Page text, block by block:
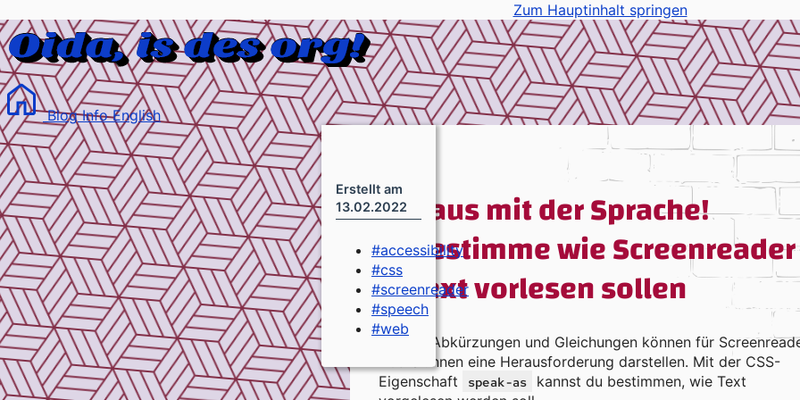
Zum Hauptinhalt springen
BlogInfoEnglish
Raus mit der Sprache!
Bestimme wie Screenreader
Text vorlesen sollen
Erstellt am
13.02.2022
#accessibility
#css
#screenreader
#speech
#web
Zahlen, Abkürzungen und Gleichungen können für
Nutzer:innen eine Herausforderung darstellen. Mit der CSS-
Eigenschaft
speak-as
kannst du bestimmen, wie Text